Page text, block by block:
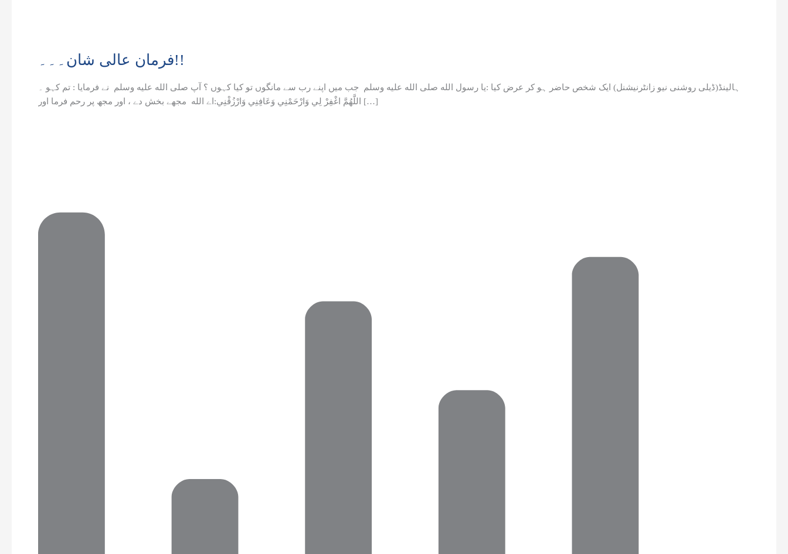
فرمان عالی شان۔۔۔!!
ہالینڈ(ڈیلی روشنی نیو زانٹرنیشنل)‏ ‏ایک شخص حاضر ہو کر عرض کیا :یا رسول الله صلى الله عليه وسلم جب میں اپنے رب سے مانگوں تو کیا کہوں ؟ آپ صلى الله عليه وسلم نے فرمایا : تم کہو ۔
اللَّهُمَّ اغْفِرْ لِي وَارْحَمْنِي وَعَافِنِي وَارْزُقْنِي:اے الله مجھے بخش دے ، اور مجھ پر رحم فرما اور […]
شان۔۔۔!!